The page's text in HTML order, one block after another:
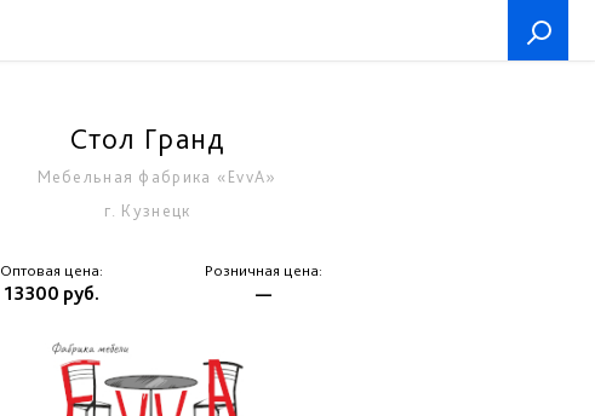
Стол Гранд
Мебельная фабрика «EvvA»
г. Кузнецк
Оптовая цена:
13300 руб.
Розничная цена:
—